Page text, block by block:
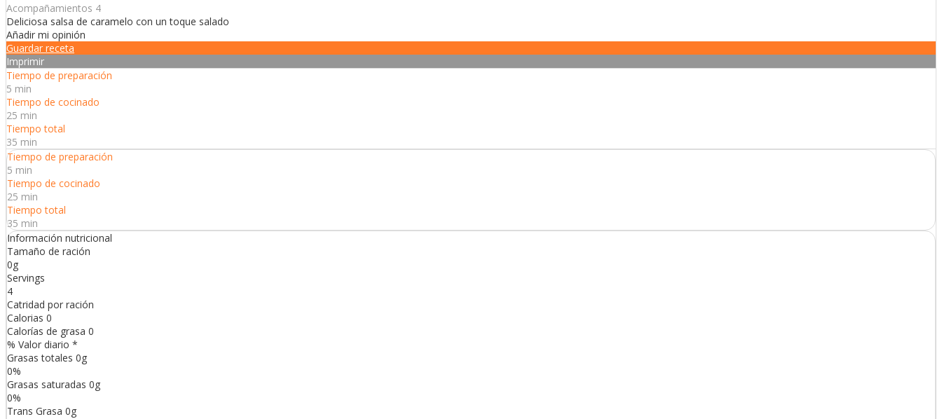
Acompañamientos 4
Deliciosa salsa de caramelo con un toque salado
Añadir mi opinión
Guardar receta
Imprimir
Tiempo de preparación
5 min
Tiempo de cocinado
25 min
Tiempo total
35 min
Tiempo de preparación
5 min
Tiempo de cocinado
25 min
Tiempo total
35 min
Información nutricional
Tamaño de ración
0g
Servings
4
Catridad por ración
Calorias 0
Calorías de grasa 0
% Valor diario *
Grasas totales 0g
0%
Grasas saturadas 0g
0%
Trans Grasa 0g